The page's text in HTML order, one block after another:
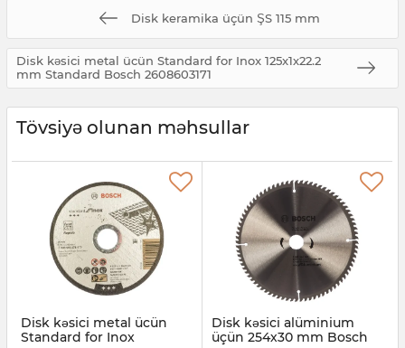
Disk keramika üçün ŞS 115 mm
Disk kəsici metal ücün Standard for Inox 125x1х22.2
mm Standard Bosch 2608603171
Tövsiyə olunan məhsullar
Disk kəsici metal ücün
Standard for Inox
Disk kəsici alüminium
üçün 254х30 mm Bosch